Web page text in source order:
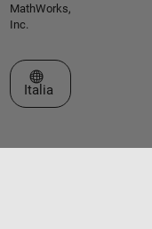
MathWorks,
Inc.
Seleziona un sito web
Italia